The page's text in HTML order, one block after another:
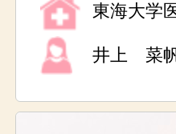
東海大学
井上 菜